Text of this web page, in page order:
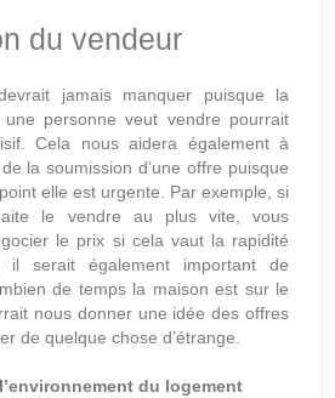
du vendeur
jamais manquer puisque la
personne veut vendre pourrait
Cela nous aidera également à
la soumission d’une offre puisque
elle est urgente. Par exemple, si
le vendre au plus vite, vous
le prix si cela vaut la rapidité
il serait également important de
de temps la maison est sur le
nous donner une idée des offres
de quelque chose d’étrange.
du logement